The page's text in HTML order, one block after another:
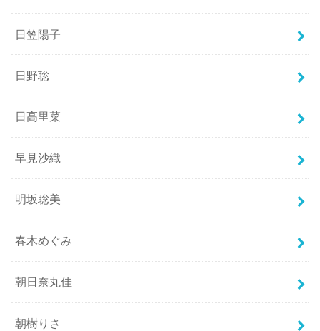
日笠陽子
日野聡
日高里菜
早見沙織
明坂聡美
春木めぐみ
朝日奈丸佳
朝樹りさ